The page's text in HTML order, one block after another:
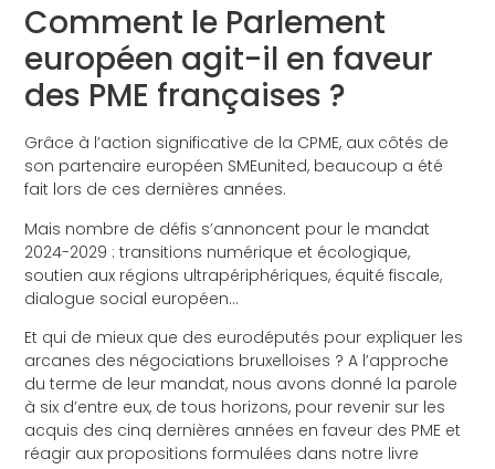
Comment le Parlement
européen agit-il en faveur
des PME françaises ?
Grâce à l’action significative de la CPME, aux côtés de
son partenaire européen SMEunited, beaucoup a été
fait lors de ces dernières années.
Mais nombre de défis s’annoncent pour le mandat
2024-2029 : transitions numérique et écologique,
soutien aux régions ultrapériphériques, équité fiscale,
dialogue social européen…
Et qui de mieux que des eurodéputés pour expliquer les
arcanes des négociations bruxelloises ? A l’approche
du terme de leur mandat, nous avons donné la parole
à six d’entre eux, de tous horizons, pour revenir sur les
acquis des cinq dernières années en faveur des PME et
réagir aux propositions formulées dans notre livre